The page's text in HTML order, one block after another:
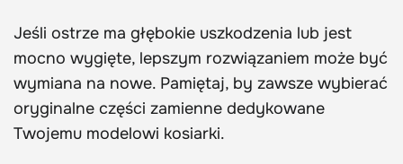
Jeśli ostrze ma głębokie uszkodzenia lub jest
mocno wygięte, lepszym rozwiązaniem może być
wymiana na nowe. Pamiętaj, by zawsze wybierać
oryginalne części zamienne dedykowane
Twojemu modelowi kosiarki.